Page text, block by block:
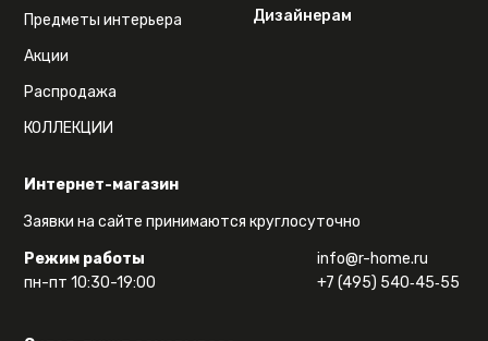
Интернет-магазин
Заявки на сайте принимаются круглосуточно
Режим работы
пн-пт 10:30-19:00
info@r-home.ru
+7 (495) 540‑45‑55
Предметы интерьера
Акции
Распродажа
КОЛЛЕКЦИИ
Дизайнерам